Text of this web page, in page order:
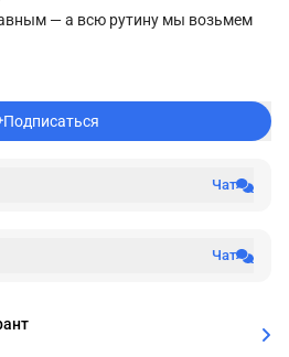
— а всю рутину мы возьмем
Подписаться
Чат
Чат